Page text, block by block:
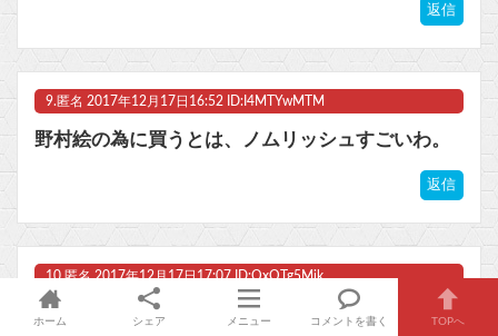
返信
9. 匿名 2017年12月17日16:52 ID:I4MTYwMTM
野村絵の為に買うとは、ノムリッシュすごいわ。
返信
10.匿名2017年12月17日17:07 ID:QxOTg5Mjk
ゼルダのリードプラットフォームはWii U、そして
ホーム シェア メニュー コメントを書く TOPへ